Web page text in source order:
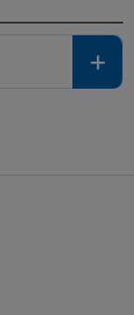
i nytt fönster.
öppnas i
i nytt fönster.